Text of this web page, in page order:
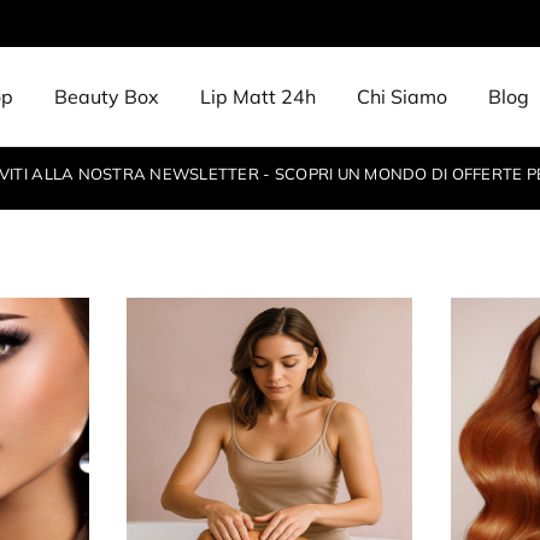
Beauty Box Lip Matt 24h Chi Siamo Blog
ALLA NOSTRA NEWSLETTER - SCOPRI UN MONDO DI OFFERTE